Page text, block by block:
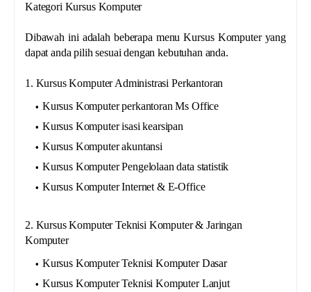
Kategori Kursus Komputer
Dibawah ini adalah beberapa menu Kursus Komputer yang
dapat anda pilih sesuai dengan kebutuhan anda.
1. Kursus Komputer Administrasi Perkantoran
Kursus Komputer perkantoran Ms Office
Kursus Komputer isasi kearsipan
Kursus Komputer akuntansi
Kursus Komputer Pengelolaan data statistik
Kursus Komputer Internet & E-Office
2. Kursus Komputer Teknisi Komputer & Jaringan
Komputer
Kursus Komputer Teknisi Komputer Dasar
Kursus Komputer Teknisi Komputer Lanjut